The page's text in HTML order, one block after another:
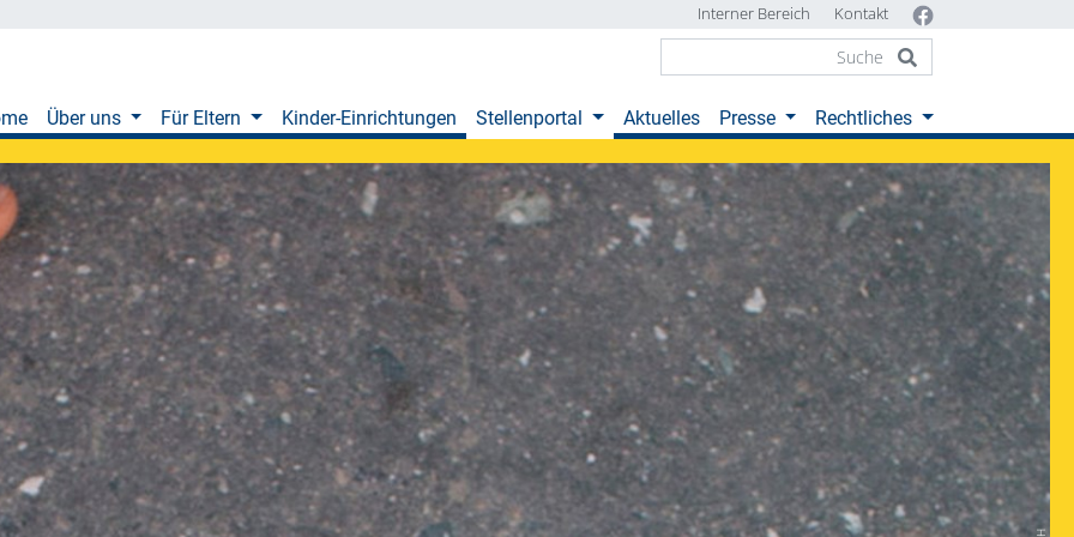
Interner Bereich Kontakt
Über uns Für Eltern Kinder-Einrichtungen Stellenportal (current)Aktuelles Presse Rechtliches